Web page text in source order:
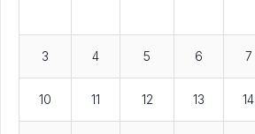
3 4 5 6 7
10 11 12 13 14